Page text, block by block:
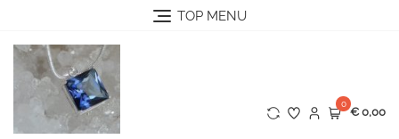
content
TOP MENU
0
€ 0,00